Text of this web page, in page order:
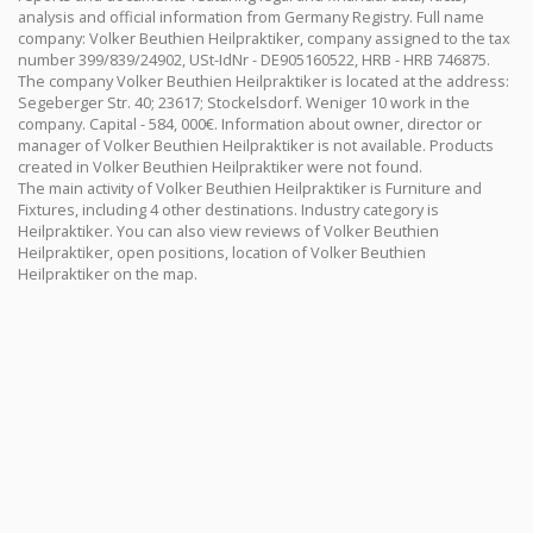
analysis and official information from Germany Registry. Full name
company: Volker Beuthien Heilpraktiker, company assigned to the tax
number 399/839/24902, USt-IdNr - DE905160522, HRB - HRB 746875.
The company Volker Beuthien Heilpraktiker is located at the address:
Segeberger Str. 40; 23617; Stockelsdorf. Weniger 10 work in the
company. Capital - 584, 000€. Information about owner, director or
manager of Volker Beuthien Heilpraktiker is not available. Products
created in Volker Beuthien Heilpraktiker were not found.
The main activity of Volker Beuthien Heilpraktiker is Furniture and
Fixtures, including 4 other destinations. Industry category is
Heilpraktiker. You can also view reviews of Volker Beuthien
Heilpraktiker, open positions, location of Volker Beuthien
Heilpraktiker on the map.